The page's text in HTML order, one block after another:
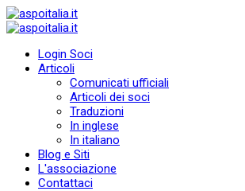
Login Soci
Articoli
Comunicati ufficiali
Articoli dei soci
Traduzioni
In inglese
In italiano
Blog e Siti
L'associazione
Contattaci